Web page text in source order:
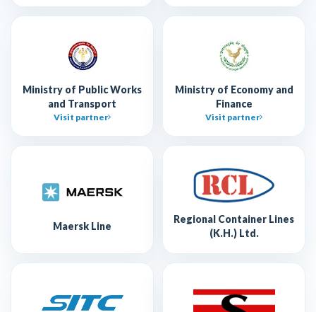
Ministry of Public Works
and Transport
Visit partner
Ministry of Economy and
Finance
Visit partner
Maersk Line
Regional Container Lines
(K.H.) Ltd.